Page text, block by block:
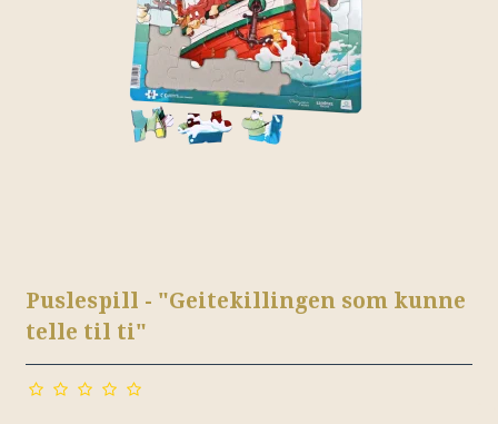
Puslespill - "Geitekillingen som kunne
telle til ti"